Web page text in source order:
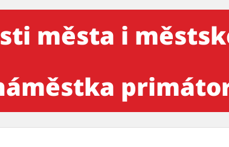
části Brno-
města i